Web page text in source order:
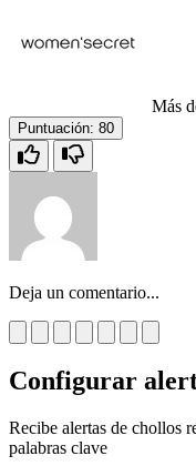
Más
Puntuación: 80
Deja un comentario...
Configurar
Recibe alertas de chollos
palabras clave